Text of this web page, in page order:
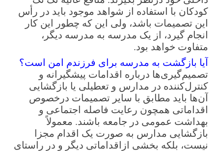
کودکان با استفاده از شواهد موجود باید در رأس
این تصمیمات باشد، ولی این که چطور این کار
انجام گیرد، از یک مدرسه به مدرسه دیگر،
متفاوت خواهد بود.
آیا بازگشت به مدرسه برای فرزندم امن است؟
تصمیم‌گیری‌ها درباره اقدامات پیشگیرانه و
کنترل‌کننده در مدارس و تعطیلی یا بازگشایی
آن‌ها باید مطابق با سایر تصمیمات درخصوص
اقداماتی همچون رعایت فاصله اجتماعی و
بهداشت عمومی در جامعه باشند. معمولاً
بازگشایی مدارس به صورت یک اقدام مجزا
نیست، بلکه بخشی ازاقداماتی دیگر و در راستای